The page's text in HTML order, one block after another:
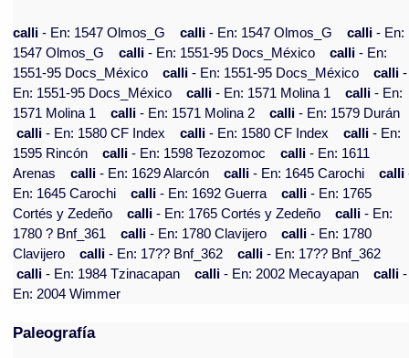
calli- En: 1547 Olmos_G calli- En: 1547 Olmos_G calli- En:
1547 Olmos_G
calli- En: 1551-95 Docs_México calli- En:
1551-95 Docs_México
calli- En: 1551-95 Docs_México calli-
En: 1551-95 Docs_México
calli- En: 1571 Molina 1 calli- En:
1571 Molina 1
calli- En: 1571 Molina 2 calli- En: 1579 Durán
calli- En: 1580 CF Index calli- En: 1580 CF Index calli- En:
1595 Rincón
calli- En: 1598 Tezozomoc calli- En: 1611
Arenas
calli- En: 1629 Alarcón calli- En: 1645 Carochi calli
En: 1645 Carochi
calli- En: 1692 Guerra calli- En: 1765
Cortés y Zedeño
calli- En: 1765 Cortés y Zedeño calli- En:
1780 ? Bnf_361
calli- En: 1780 Clavijero calli- En: 1780
Clavijero
calli- En: 17?? Bnf_362 calli- En: 17?? Bnf_362
calli- En: 1984 Tzinacapan calli- En: 2002 Mecayapan calli-
En: 2004 Wimmer
Paleografía